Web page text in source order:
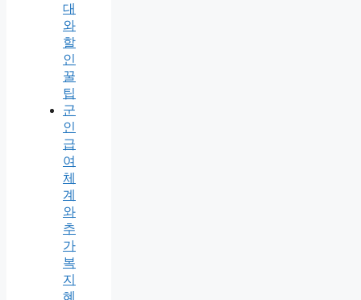
대
와
할
인
꿀
팁
군
인
급
여
체
계
와
추
가
복
지
혜